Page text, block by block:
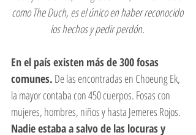
como The Duch, es el único en haber reconocido
los hechos y pedir perdón.
En el país existen más de 300 fosas
comunes. De las encontradas en Choeung Ek,
la mayor contaba con 450 cuerpos. Fosas con
mujeres, hombres, niños y hasta Jemeres Rojos.
Nadie estaba a salvo de las locuras y